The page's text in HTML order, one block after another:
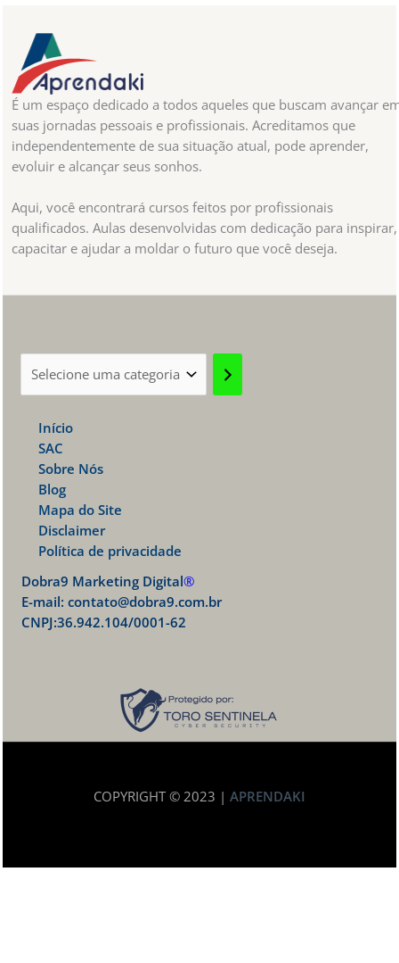
É um espaço dedicado a todos aqueles que buscam avançar
suas jornadas pessoais e profissionais. Acreditamos que
independentemente de sua situação atual, pode aprender,
evoluir e alcançar seus sonhos.
Aqui, você encontrará cursos feitos por profissionais
qualificados. Aulas desenvolvidas com dedicação para inspirar,
capacitar e ajudar a moldar o futuro que você deseja.
Selecione
uma
categoria
Início
SAC
Sobre Nós
Blog
Mapa do Site
Disclaimer
Política de privacidade
Dobra9 Marketing Digital®
E-mail: contato@dobra9.com.br
CNPJ:36.942.104/0001-62
COPYRIGHT © 2023 | APRENDAKI